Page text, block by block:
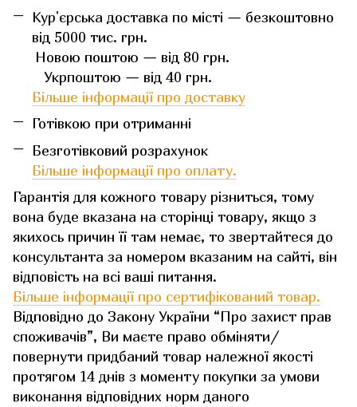
Кур'єрська доставка по місті — безкоштовно
від 5000 тис. грн.
Новою поштою — від 80 грн.
Укрпоштою — від 40 грн.
Більше інформації про доставку
Готівкою при отриманні
Безготівковий розрахунок
Більше інформації про оплату.
Гарантія для кожного товару різниться, тому
вона буде вказана на сторінці товару, якщо з
якихось причин її там немає, то звертайтеся до
консультанта за номером вказаним на сайті, він
відповість на всі ваші питання.
Більше інформації про сертифікований товар.
Відповідно до Закону України “Про захист прав
споживачів”, Ви маєте право обміняти/
повернути придбаний товар належної якості
протягом 14 днів з моменту покупки за умови
виконання відповідних норм даного